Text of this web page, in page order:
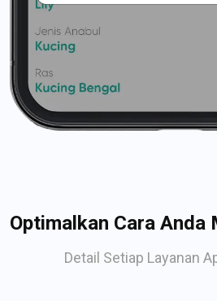
Optimalkan Cara Anda
Detail Setiap Layanan